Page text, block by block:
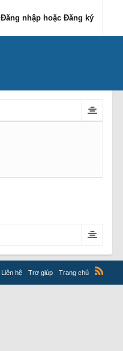
Đăng nhập hoặc Đăng ký
Liên hệ Trợ giúp Trang chủ